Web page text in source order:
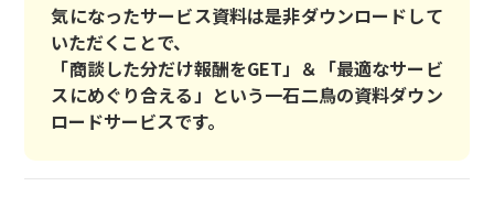
気になったサービス資料は是非ダウンロードして
いただくことで、
「商談した分だけ報酬をGET」＆「最適なサービ
スにめぐり合える」という一石二鳥の資料ダウン
ロードサービスです。